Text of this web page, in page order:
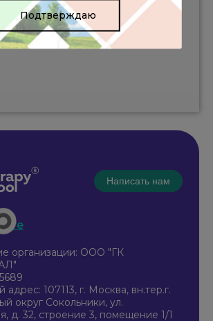
Написать нам
организации: ООО "ГК
107113, г. Москва, вн.тер.г.
округ Сокольники, ул.
д. 32, строение 3, помещение 1/1
Подтверждаю